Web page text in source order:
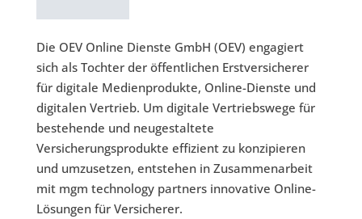
Die OEV Online Dienste GmbH (OEV) engagiert
sich als Tochter der öffentlichen Erstversicherer
für digitale Medienprodukte, Online-Dienste und
digitalen Vertrieb. Um digitale Vertriebswege für
bestehende und neugestaltete
Versicherungsprodukte effizient zu konzipieren
und umzusetzen, entstehen in Zusammenarbeit
mit mgm technology partners innovative Online-
Lösungen für Versicherer.